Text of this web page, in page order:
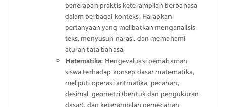
penerapan praktis keterampilan berbahasa
dalam berbagai konteks. Harapkan
pertanyaan yang melibatkan menganalisis
teks, menyusun narasi, dan memahami
aturan tata bahasa.
Matematika:Mengevaluasi pemahaman
siswa terhadap konsep dasar matematika,
meliputi operasi aritmatika, pecahan,
desimal, geometri (bentuk dan pengukuran